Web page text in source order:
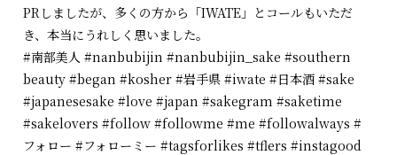
PRしましたが、多くの方から「IWATE」とコールもいただ
き、本当にうれしく思いました。
#南部美人 #nanbubijin #nanbubijin_sake #southern
beauty#began #kosher #岩手県 #iwate #日本酒 #sake
#japanesesake #love #japan #sakegram #saketime
#sakelovers #follow #followme #me #followalways #
フォロー #フォローミー #tagsforlikes #tflers #instagood